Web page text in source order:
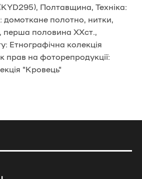
Полтавщина, Техніка:
домоткане полотно, нитки,
перша половина ХХст.,
Етнографічна колекція
прав на фоторепродукції:
"Кровець"